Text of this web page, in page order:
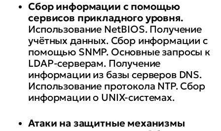
Сбор информации с помощью
сервисов прикладного уровня.
Использование NetBIOS. Получение
учётных данных. Сбор информации с
помощью SNMP. Основные запросы к
LDAP-серверам. Получение
информации из базы серверов DNS.
Использование протокола NTP. Сбор
информации о UNIX-системах.
Атаки на защитные механизмы